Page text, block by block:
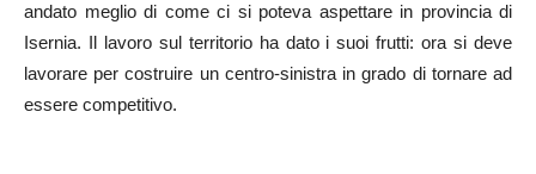
andato meglio di come ci si poteva aspettare in provincia di
Isernia. Il lavoro sul territorio ha dato i suoi frutti: ora si deve
lavorare per costruire un centro-sinistra in grado di tornare ad
essere competitivo.